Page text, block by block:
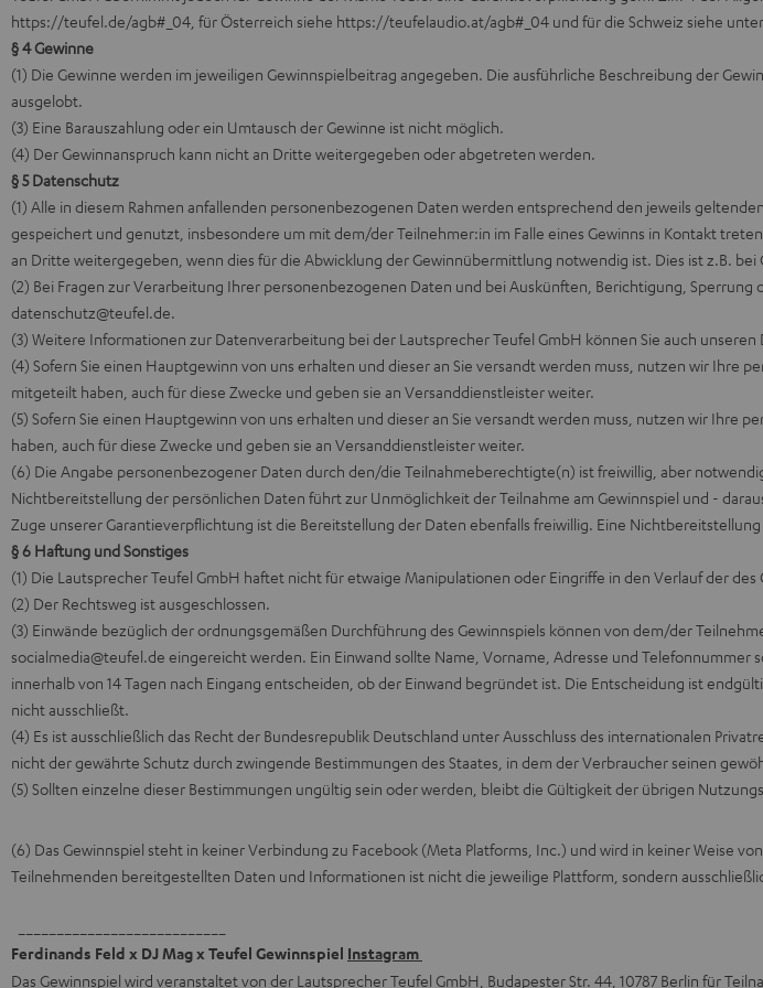
https://teufel.de/agb#_04 , für Österreich siehe https://teufelaudio.at/agb#_04 und für die Schweiz siehe
§ 4 Gewinne
(1) Die Gewinne werden im jeweiligen Gewinnspielbeitrag angegeben. Die ausführliche Beschreibung der
ausgelobt.
(3) Eine Barauszahlung oder ein Umtausch der Gewinne ist nicht möglich.
(4) Der Gewinnanspruch kann nicht an Dritte weitergegeben oder abgetreten werden.
§ 5 Datenschutz
(1) Alle in diesem Rahmen anfallenden personenbezogenen Daten werden entsprechend den jeweils
gespeichert und genutzt, insbesondere um mit dem/der Teilnehmer:in im Falle eines Gewinns in Kontakt
an Dritte weitergegeben, wenn dies für die Abwicklung der Gewinnübermittlung notwendig ist. Dies ist z.B.
(2) Bei Fragen zur Verarbeitung Ihrer personenbezogenen Daten und bei Auskünften, Berichtigung,
datenschutz@teufel.de.
(3) Weitere Informationen zur Datenverarbeitung bei der Lautsprecher Teufel GmbH können Sie auch
(4) Sofern Sie einen Hauptgewinn von uns erhalten und dieser an Sie versandt werden muss, nutzen wir Ihre
mitgeteilt haben, auch für diese Zwecke und geben sie an Versanddienstleister weiter.
(5) Sofern Sie einen Hauptgewinn von uns erhalten und dieser an Sie versandt werden muss, nutzen wir
haben, auch für diese Zwecke und geben sie an Versanddienstleister weiter.
(6) Die Angabe personenbezogener Daten durch den/die Teilnahmeberechtigte(n) ist freiwillig, aber
Nichtbereitstellung der persönlichen Daten führt zur Unmöglichkeit der Teilnahme am Gewinnspiel und -
Zuge unserer Garantieverpflichtung ist die Bereitstellung der Daten ebenfalls freiwillig. Eine
§ 6 Haftung und Sonstiges
(1) Die Lautsprecher Teufel GmbH haftet nicht für etwaige Manipulationen oder Eingriffe in den Verlauf der des
(2) Der Rechtsweg ist ausgeschlossen.
(3) Einwände bezüglich der ordnungsgemäßen Durchführung des Gewinnspiels können von dem/der
socialmedia@teufel.de eingereicht werden. Ein Einwand sollte Name, Vorname, Adresse und
innerhalb von 14 Tagen nach Eingang entscheiden, ob der Einwand begründet ist. Die Entscheidung ist
nicht ausschließt.
(4) Es ist ausschließlich das Recht der Bundesrepublik Deutschland unter Ausschluss des internationalen
nicht der gewährte Schutz durch zwingende Bestimmungen des Staates, in dem der Verbraucher seinen
(5) Sollten einzelne dieser Bestimmungen ungültig sein oder werden, bleibt die Gültigkeit der übrigen
(6) Das Gewinnspiel steht in keiner Verbindung zu Facebook (Meta Platforms, Inc.) und wird in keiner
Teilnehmenden bereitgestellten Daten und Informationen ist nicht die jeweilige Plattform, sondern
Ferdinands Feld x DJ Mag x Teufel Gewinnspiel Instagram
Das Gewinnspiel wird veranstaltet von der Lautsprecher Teufel GmbH, Budapester Str. 44, 10787 Berlin für